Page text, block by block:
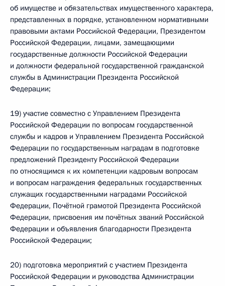
об имуществе и обязательствах имущественного характера,
представленных в порядке, установленном нормативными
правовыми актами Российской Федерации, Президентом
Российской Федерации, лицами, замещающими
государственные должности Российской Федерации
и должности федеральной государственной гражданской
службы в Администрации Президента Российской
Федерации;
19) участие совместно с Управлением Президента
Российской Федерации по вопросам государственной
службы и кадров и Управлением Президента Российской
Федерации по государственным наградам в подготовке
предложений Президенту Российской Федерации
по относящимся к их компетенции кадровым вопросам
и вопросам награждения федеральных государственных
служащих государственными наградами Российской
Федерации, Почётной грамотой Президента Российской
Федерации, присвоения им почётных званий Российской
Федерации и объявления благодарности Президента
Российской Федерации;
20) подготовка мероприятий с участием Президента
Российской Федерации и руководства Администрации